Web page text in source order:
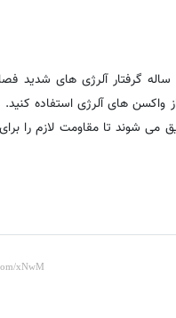
گرفتار آلرژی های شدید
واکسن های آلرژی استفاده
می شوند تا مقاومت لازم را برای